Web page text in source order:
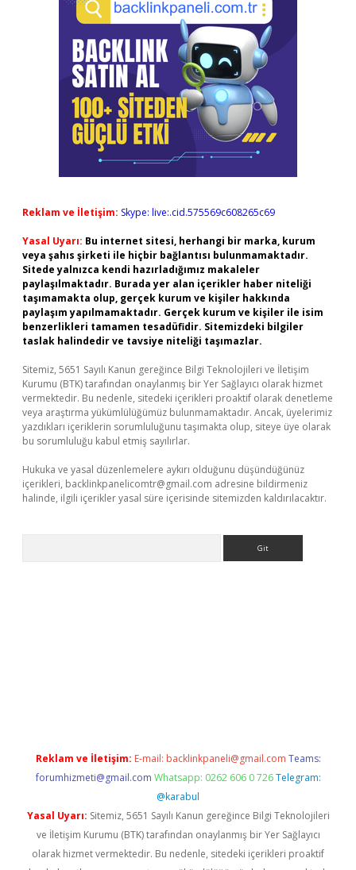
Reklam ve İletişim: Skype: live:.cid.575569c608265c69
Yasal Uyarı: Bu internet sitesi, herhangi bir marka, kurum
veya şahıs şirketi ile hiçbir bağlantısı bulunmamaktadır.
Sitede yalnızca kendi hazırladığımız makaleler
paylaşılmaktadır. Burada yer alan içerikler haber niteliği
taşımamakta olup, gerçek kurum ve kişiler hakkında
paylaşım yapılmamaktadır. Gerçek kurum ve kişiler ile isim
benzerlikleri tamamen tesadüfidir. Sitemizdeki bilgiler
taslak halindedir ve tavsiye niteliği taşımazlar.
Sitemiz, 5651 Sayılı Kanun gereğince Bilgi Teknolojileri ve İletişim
Kurumu (BTK) tarafından onaylanmış bir Yer Sağlayıcı olarak hizmet
vermektedir. Bu nedenle, sitedeki içerikleri proaktif olarak denetleme
veya araştırma yükümlülüğümüz bulunmamaktadır. Ancak, üyelerimiz
yazdıkları içeriklerin sorumluluğunu taşımakta olup, siteye üye olarak
bu sorumluluğu kabul etmiş sayılırlar.
Hukuka ve yasal düzenlemelere aykırı olduğunu düşündüğünüz
içerikleri, backlinkpanelicomtr@gmail.com adresine bildirmeniz
halinde, ilgili içerikler yasal süre içerisinde sitemizden kaldırılacaktır.
Reklam ve İletişim: E-mail: backlinkpaneli@gmail.com Teams:
forumhizmeti@gmail.com Whatsapp: 0262 606 0 726 Telegram:
@karabul
Yasal Uyarı: Sitemiz, 5651 Sayılı Kanun gereğince Bilgi Teknolojileri
ve İletişim Kurumu (BTK) tarafından onaylanmış bir Yer Sağlayıcı
olarak hizmet vermektedir. Bu nedenle, sitedeki içerikleri proaktif